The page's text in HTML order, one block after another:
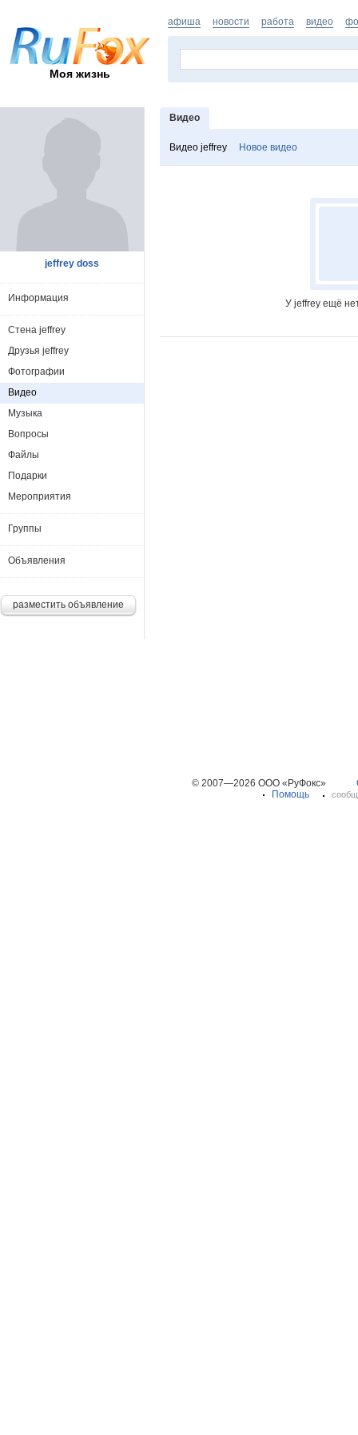
Моя жизнь
афиша новости работа видео
Видео
Видео jeffrey Новое видео
У jeffrey ещё
jeffrey doss
Информация
Стена jeffrey
Друзья jeffrey
Фотографии
Видео
Музыка
Вопросы
Файлы
Подарки
Мероприятия
Группы
Объявления
разместить объявление
© 2007—2026 ООО «РуФокс»
Помощь